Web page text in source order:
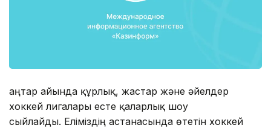
Қаңтар айында құрлық, жастар және әйелдер
хоккей лигалары есте қаларлық шоу
сыйлайды. Еліміздің астанасында өтетін хоккей